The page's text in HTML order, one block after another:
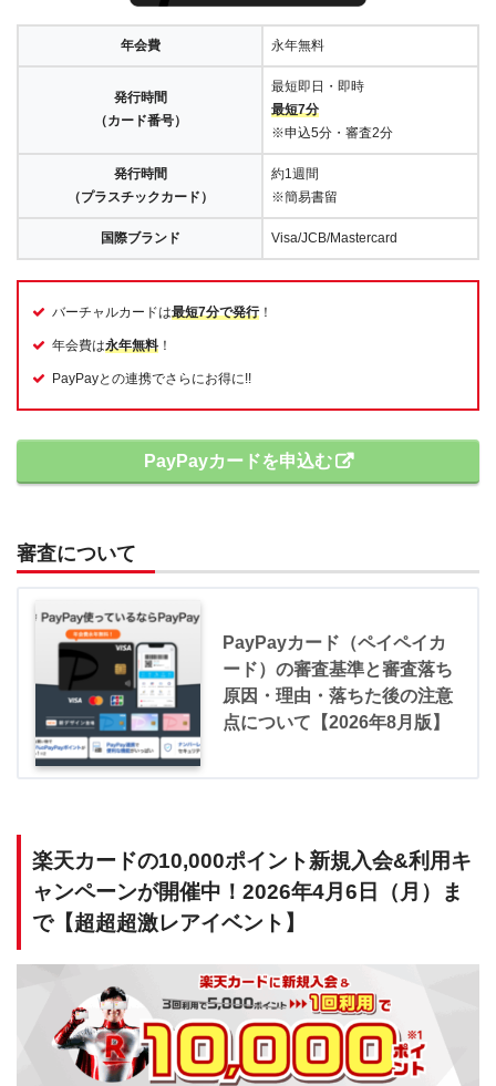
年会費 永年無料
発行時間
（カード番号）
最短即日・即時
最短7分
※申込5分・審査2分
発行時間
（プラスチックカード）
約1週間
※簡易書留
国際ブランド Visa/JCB/Mastercard
バーチャルカードは最短7分で発行！
年会費は永年無料 ！
PayPayとの連携でさらにお得に!!
PayPayカードを申込む
審査について
PayPayカード（ペイペイカ
ード）の審査基準と審査落ち
原因・理由・落ちた後の注意
点について【2026年8月版】
楽天カードの10,000ポイント新規入会&利用キ
ャンペーンが開催中！2026年4月6日（月）ま
で【超超超激レアイベント】